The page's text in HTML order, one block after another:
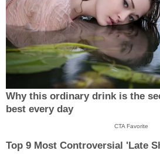
Why this ordinary drink is the
best every day
CTA Favorite
Top 9 Most Controversial 'Late